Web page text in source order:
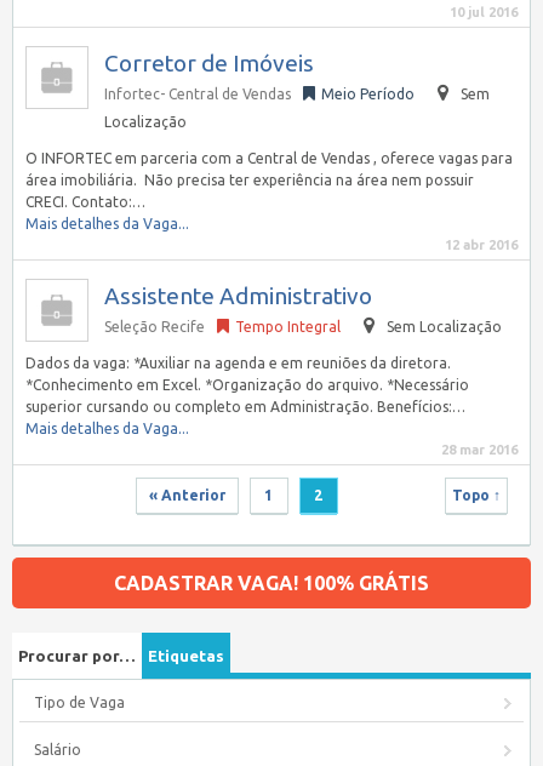
10 jul 2016
Corretor de Imóveis
Infortec- Central de Vendas Meio Período
Sem
Localização
O INFORTEC em parceria com a Central de Vendas , oferece vagas para
área imobiliária. Não precisa ter experiência na área nem possuir
CRECI. Contato:…
Mais detalhes da Vaga...
12 abr 2016
Assistente Administrativo
Seleção Recife Tempo Integral Sem Localização
Dados da vaga: *Auxiliar na agenda e em reuniões da diretora.
*Conhecimento em Excel. *Organização do arquivo. *Necessário
superior cursando ou completo em Administração. Benefícios:…
Mais detalhes da Vaga...
28 mar 2016
« Anterior 1 2 Topo ↑
CADASTRAR VAGA! 100% GRÁTIS
Procurar por… Etiquetas
Tipo de Vaga
Salário